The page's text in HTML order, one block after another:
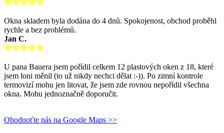
Okna skladem byla dodána do 4 dnů. Spokojenost, obchod proběhl
rychle a bez problémů.
Jan C.
U pana Bauera jsem pořídil celkem 12 plastových oken z 18, které
jsem loni měnil (to už nikdy nechci dělat :-)). Po zimní kontrole
termovizí mohu jen litovat, že jsem zde rovnou nepořídil všechna
okna. Mohu jednoznačně doporučit.
Ohodnoťte nás na Google Maps >>